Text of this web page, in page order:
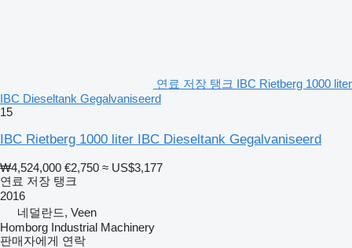
연료 저장 탱크 IBC Rietberg 1000 liter
IBC Dieseltank Gegalvaniseerd
15
IBC Rietberg 1000 liter IBC Dieseltank Gegalvaniseerd
₩4,524,000 €2,750 ≈ US$3,177
연료 저장 탱크
2016
네덜란드, Veen
Homborg Industrial Machinery
판매자에게 연락